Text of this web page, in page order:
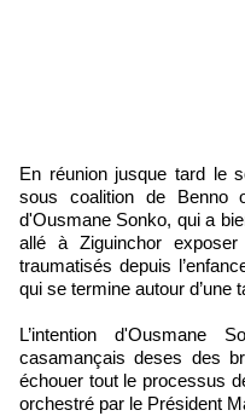
En réunion jusque tard le soir cette nuit, les leaders de cette
sous coalition de Benno
d'Ousmane Sonko, qui a
allé à Ziguinchor
traumatisés depuis
qui se termine autour d’une
L’intention
casamançais deses des
échouer tout le processus
orchestré par le Président